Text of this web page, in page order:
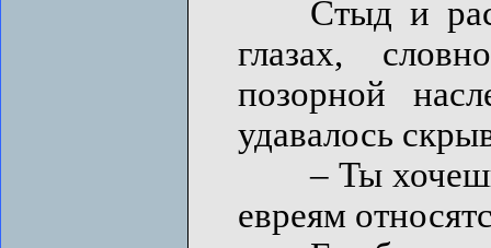
Стыд и
глазах,
позорной
удавалось
– Ты хочешь
евреям